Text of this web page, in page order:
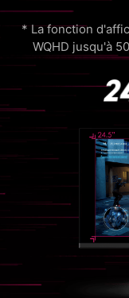
* La fonction
WQHD jusqu'à